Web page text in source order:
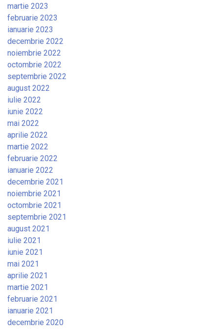
martie 2023
februarie 2023
ianuarie 2023
decembrie 2022
noiembrie 2022
octombrie 2022
septembrie 2022
august 2022
iulie 2022
iunie 2022
mai 2022
aprilie 2022
martie 2022
februarie 2022
ianuarie 2022
decembrie 2021
noiembrie 2021
octombrie 2021
septembrie 2021
august 2021
iulie 2021
iunie 2021
mai 2021
aprilie 2021
martie 2021
februarie 2021
ianuarie 2021
decembrie 2020